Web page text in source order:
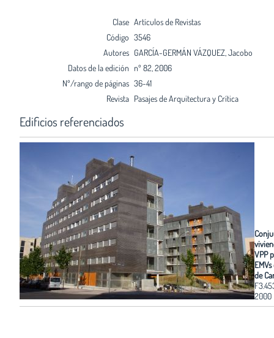
Clase Artículos de Revistas
Código 3546
Autores GARCÍA-GERMÁN VÁZQUEZ, Jacobo
Datos de la edición nº 82, 2006
Nº/rango de páginas 36-41
Revista Pasajes de Arquitectura y Crítica
Edificios referenciados
VPP
de
2000